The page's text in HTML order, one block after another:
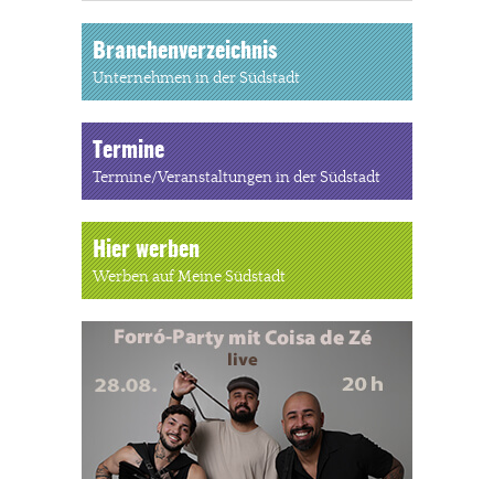
Branchenverzeichnis
Unternehmen in der Südstadt
Termine
Termine/Veranstaltungen in der Südstadt
Hier werben
Werben auf Meine Südstadt